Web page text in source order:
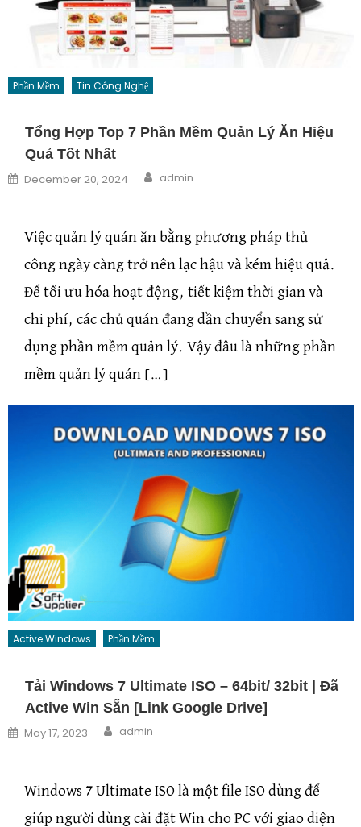
Phần Mềm Tin Công Nghệ
Tổng Hợp Top 7 Phần Mềm Quản Lý Ăn Hiệu
Quả Tốt Nhất
Posted on
December 20, 2024 Author
admin
Việc quản lý quán ăn bằng phương pháp thủ
công ngày càng trở nên lạc hậu và kém hiệu quả.
Để tối ưu hóa hoạt động, tiết kiệm thời gian và
chi phí, các chủ quán đang dần chuyển sang sử
dụng phần mềm quản lý. Vậy đâu là những phần
mềm quản lý quán […]
Active Windows Phần Mềm
Tải Windows 7 Ultimate ISO – 64bit/ 32bit | Đã
Active Win Sẵn [Link Google Drive]
Posted on
May 17, 2023 Author
admin
Windows 7 Ultimate ISO là một file ISO dùng để
giúp người dùng cài đặt Win cho PC với giao diện